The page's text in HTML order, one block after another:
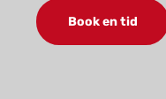
Book en tid